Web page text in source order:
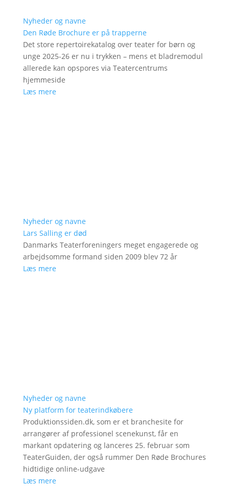
Nyheder og navne
Den Røde Brochure er på trapperne
Det store repertoirekatalog over teater for børn og
unge 2025-26 er nu i trykken – mens et bladremodul
allerede kan opspores via Teatercentrums
hjemmeside
Læs mere
Nyheder og navne
Lars Salling er død
Danmarks Teaterforeningers meget engagerede og
arbejdsomme formand siden 2009 blev 72 år
Læs mere
Nyheder og navne
Ny platform for teaterindkøbere
Produktionssiden.dk, som er et branchesite for
arrangører af professionel scenekunst, får en
markant opdatering og lanceres 25. februar som
TeaterGuiden, der også rummer Den Røde Brochures
hidtidige online-udgave
Læs mere